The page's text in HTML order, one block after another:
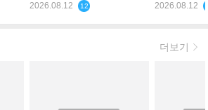
천사
2026.08.12 12 2026.08.12
더보기